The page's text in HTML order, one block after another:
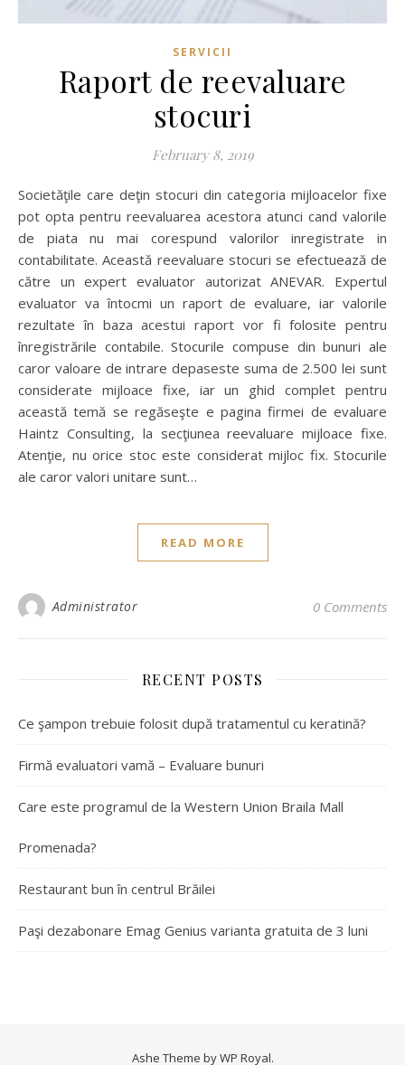
SERVICII
Raport de reevaluare
stocuri
February 8, 2019
Societăţile care deţin stocuri din categoria mijloacelor fixe
pot opta pentru reevaluarea acestora atunci cand valorile
de piata nu mai corespund valorilor inregistrate in
contabilitate. Această reevaluare stocuri se efectuează de
către un expert evaluator autorizat ANEVAR. Expertul
evaluator va întocmi un raport de evaluare, iar valorile
rezultate în baza acestui raport vor fi folosite pentru
înregistrările contabile. Stocurile compuse din bunuri ale
caror valoare de intrare depaseste suma de 2.500 lei sunt
considerate mijloace fixe, iar un ghid complet pentru
această temă se regăseşte e pagina firmei de evaluare
Haintz Consulting, la secţiunea reevaluare mijloace fixe.
Atenţie, nu orice stoc este considerat mijloc fix. Stocurile
ale caror valori unitare sunt…
READ MORE
Administrator 0 Comments
RECENT POSTS
Ce şampon trebuie folosit după tratamentul cu keratină?
Firmă evaluatori vamă – Evaluare bunuri
Care este programul de la Western Union Braila Mall
Promenada?
Restaurant bun în centrul Brăilei
Paşi dezabonare Emag Genius varianta gratuita de 3 luni
Ashe Theme byWP Royal.